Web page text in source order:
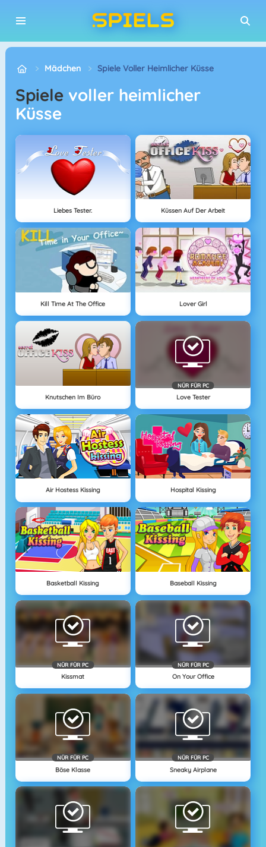
Mädchen Spiele Voller Heimlicher Küsse
Spiele voller heimlicher
Küsse
Liebes Tester. Küssen Auf Der Arbeit
Kill Time At The Office Lover Girl
Knutschen Im Büro
NÜR FÜR PC
Love Tester
Air Hostess Kissing Hospital Kissing
Basketball Kissing Baseball Kissing
NÜR FÜR PC
Kissmat
NÜR FÜR PC
On Your Office
NÜR FÜR PC
Böse Klasse
NÜR FÜR PC
Sneaky Airplane